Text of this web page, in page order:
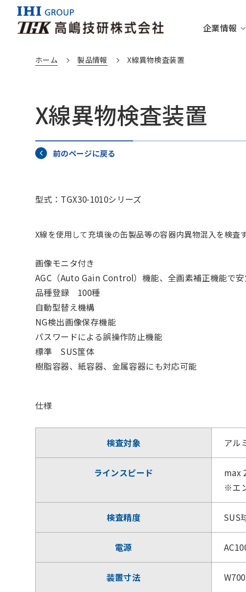
企業情報
企業情報TOP
会社概要/電子公告 健康経営
製品情報TOP
分野からさがす 製品からさがす
ホーム 製品情報 X線異物検査装置
X線異物検査装置
前のページに戻る
型式：TGX30-1010シリーズ
X線を使用して充填後の缶製品等の容器内異物混入を検査
画像モニタ付き
AGC（Auto Gain Control）機能、全画素補正機能で
品種登録 100種
自動型替え機構
NG検出画像保存機能
パスワードによる誤操作防止機能
標準 SUS筺体
樹脂容器、紙容器、金属容器にも対応可能
仕様
検査対象 アル
ラインスピード
max
※エ
検査精度 SUS
電源
装置寸法